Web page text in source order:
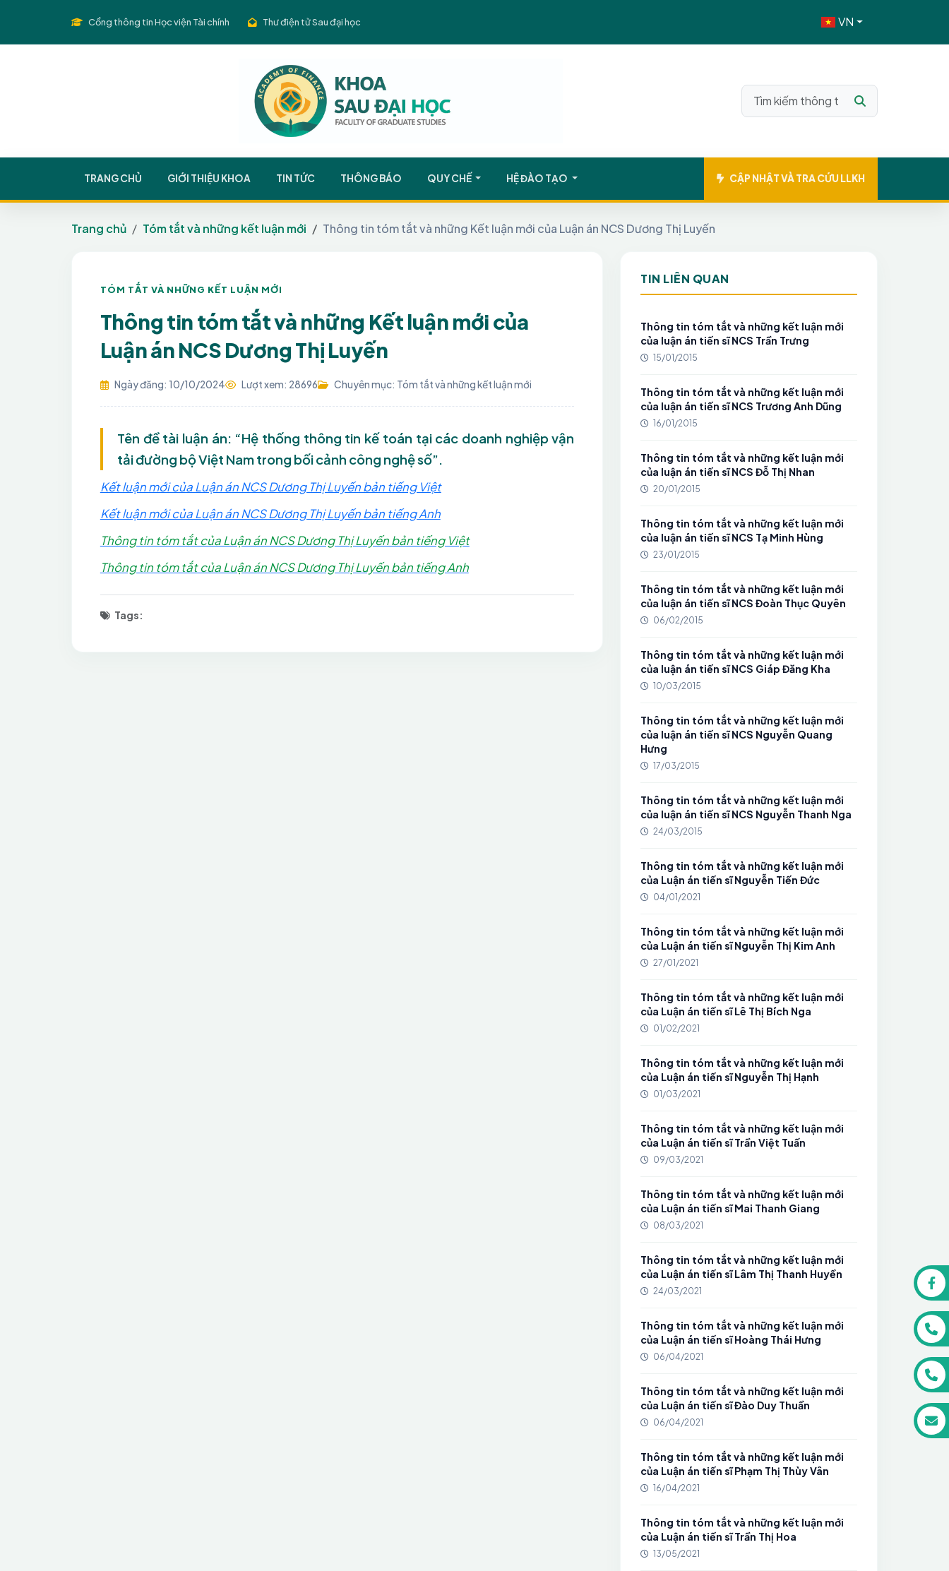
Cổng thông tin Học viện Tài chính Thư điện tử Sau đại học VN
TRANG CHỦ GIỚI THIỆU KHOA TIN TỨC THÔNG BÁO QUY CHẾ HỆ ĐÀO TẠO CẬP NHẬT VÀ TRA CỨU LLKH
Trang chủ Tóm tắt và những kết luận mới Thông tin tóm tắt và những Kết luận mới của Luận án NCS Dương Thị Luyến
TÓM TẮT VÀ NHỮNG KẾT LUẬN MỚI
Thông tin tóm tắt và những Kết luận mới của
Luận án NCS Dương Thị Luyến
Ngày đăng: 10/10/2024 Lượt xem: 28696 Chuyên mục: Tóm tắt và những kết luận mới
Tên đề tài luận án: “Hệ thống thông tin kế toán tại các doanh nghiệp vận
tải đường bộ Việt Nam trong bối cảnh công nghệ số”.
Kết luận mới của Luận án NCS Dương Thị Luyến bản tiếng Việt
Kết luận mới của Luận án NCS Dương Thị Luyến bản tiếng Anh
Thông tin tóm tắt của Luận án NCS Dương Thị Luyến bản tiếng Việt
Thông tin tóm tắt của Luận án NCS Dương Thị Luyến bản tiếng Anh
Tags:
TIN LIÊN QUAN
Thông tin tóm tắt và những kết luận mới
của luận án tiến sĩ NCS Trần Trưng
15/01/2015
Thông tin tóm tắt và những kết luận mới
của luận án tiến sĩ NCS Trương Anh Dũng
16/01/2015
Thông tin tóm tắt và những kết luận mới
của luận án tiến sĩ NCS Đỗ Thị Nhan
20/01/2015
Thông tin tóm tắt và những kết luận mới
của luận án tiến sĩ NCS Tạ Minh Hùng
23/01/2015
Thông tin tóm tắt và những kết luận mới
của luận án tiến sĩ NCS Đoàn Thục Quyên
06/02/2015
Thông tin tóm tắt và những kết luận mới
của luận án tiến sĩ NCS Giáp Đăng Kha
10/03/2015
Thông tin tóm tắt và những kết luận mới
của luận án tiến sĩ NCS Nguyễn Quang
Hưng
17/03/2015
Thông tin tóm tắt và những kết luận mới
của luận án tiến sĩ NCS Nguyễn Thanh Nga
24/03/2015
Thông tin tóm tắt và những kết luận mới
của Luận án tiến sĩ Nguyễn Tiến Đức
04/01/2021
Thông tin tóm tắt và những kết luận mới
của Luận án tiến sĩ Nguyễn Thị Kim Anh
27/01/2021
Thông tin tóm tắt và những kết luận mới
của Luận án tiến sĩ Lê Thị Bích Nga
01/02/2021
Thông tin tóm tắt và những kết luận mới
của Luận án tiến sĩ Nguyễn Thị Hạnh
01/03/2021
Thông tin tóm tắt và những kết luận mới
của Luận án tiến sĩ Trần Việt Tuấn
09/03/2021
Thông tin tóm tắt và những kết luận mới
của Luận án tiến sĩ Mai Thanh Giang
08/03/2021
Thông tin tóm tắt và những kết luận mới
của Luận án tiến sĩ Lâm Thị Thanh Huyền
24/03/2021
Thông tin tóm tắt và những kết luận mới
của Luận án tiến sĩ Hoàng Thái Hưng
06/04/2021
Thông tin tóm tắt và những kết luận mới
của Luận án tiến sĩ Đào Duy Thuần
06/04/2021
Thông tin tóm tắt và những kết luận mới
của Luận án tiến sĩ Phạm Thị Thùy Vân
16/04/2021
Thông tin tóm tắt và những kết luận mới
của Luận án tiến sĩ Trần Thị Hoa
13/05/2021